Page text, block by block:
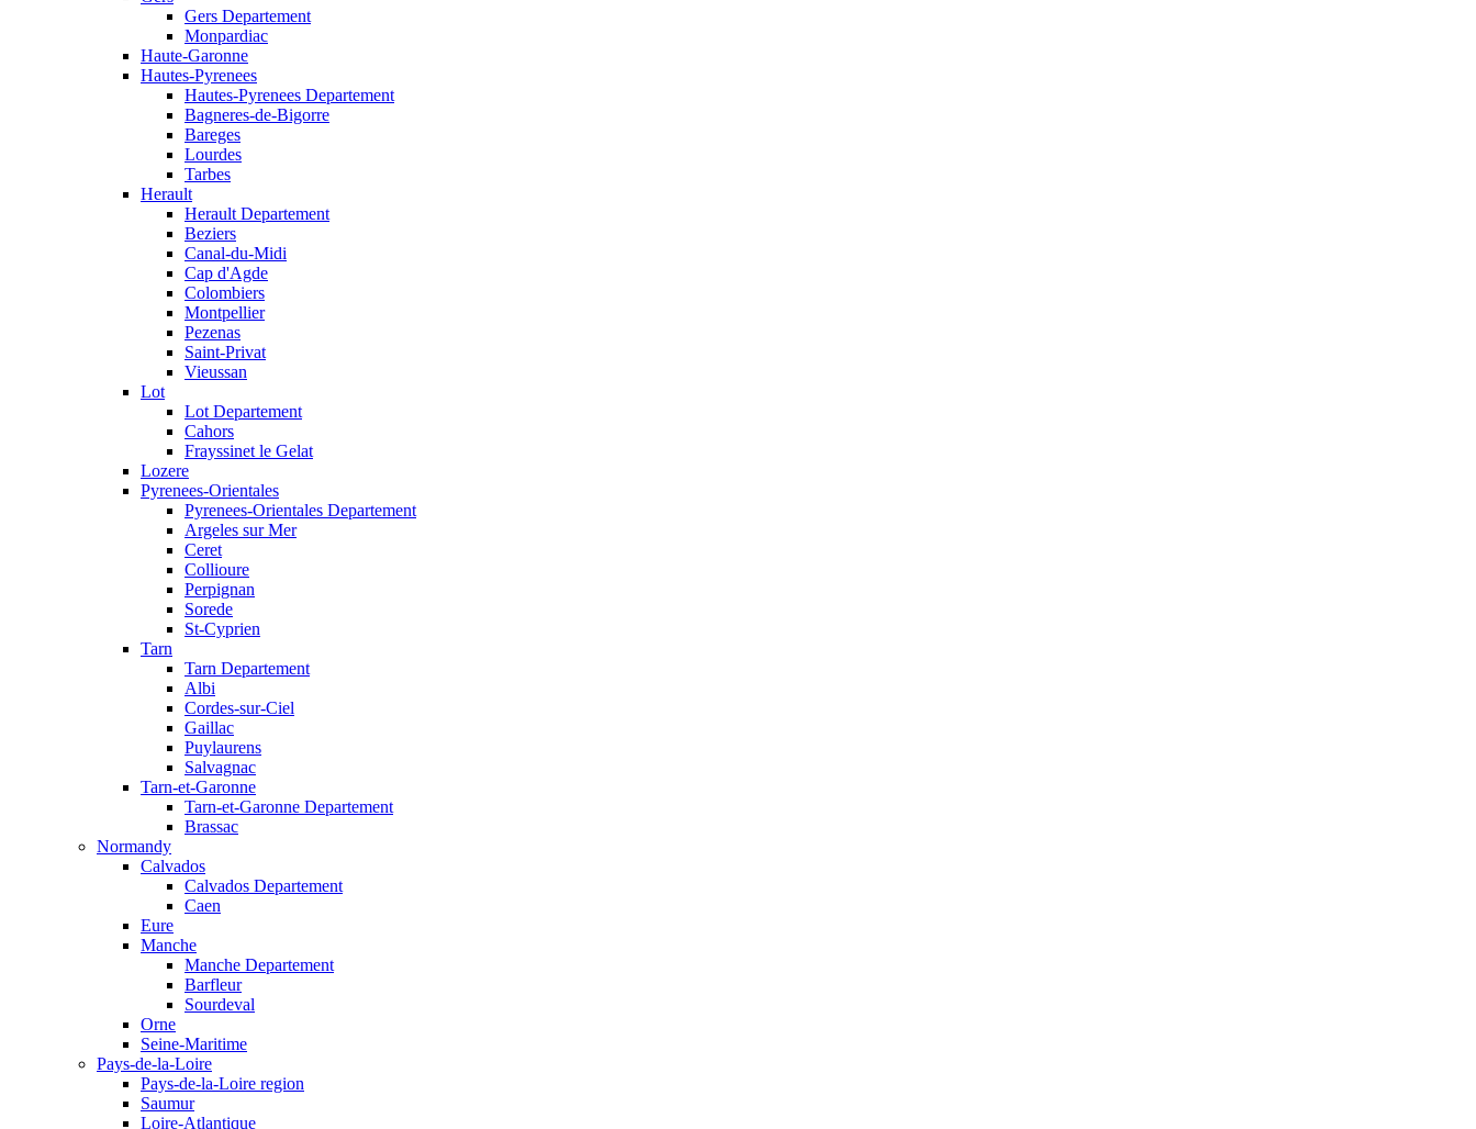
Gers Departement
Monpardiac
Haute-Garonne
Hautes-Pyrenees
Hautes-Pyrenees Departement
Bagneres-de-Bigorre
Bareges
Lourdes
Tarbes
Herault
Herault Departement
Beziers
Canal-du-Midi
Cap d'Agde
Colombiers
Montpellier
Pezenas
Saint-Privat
Vieussan
Lot
Lot Departement
Cahors
Frayssinet le Gelat
Lozere
Pyrenees-Orientales
Pyrenees-Orientales Departement
Argeles sur Mer
Ceret
Collioure
Perpignan
Sorede
St-Cyprien
Tarn
Tarn Departement
Albi
Cordes-sur-Ciel
Gaillac
Puylaurens
Salvagnac
Tarn-et-Garonne
Tarn-et-Garonne Departement
Brassac
Normandy
Calvados
Calvados Departement
Caen
Eure
Manche
Manche Departement
Barfleur
Sourdeval
Orne
Seine-Maritime
Pays-de-la-Loire
Pays-de-la-Loire region
Saumur
Loire-Atlantique